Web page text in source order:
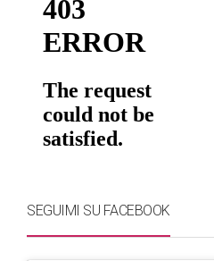
SEGUIMI SU FACEBOOK